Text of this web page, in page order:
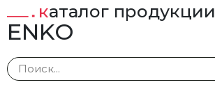
каталог продукции
ENKO